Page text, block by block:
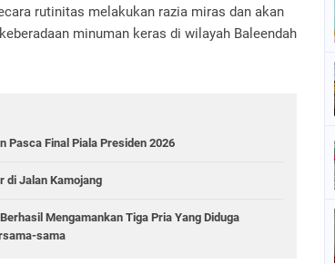
rutinitas melakukan razia miras dan akan
minuman keras di wilayah Baleendah
Pasca Final Piala Presiden 2026
di Jalan Kamojang
Mengamankan Tiga Pria Yang Diduga
sama